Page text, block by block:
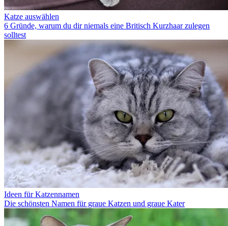
Katze auswählen
6 Gründe, warum du dir niemals eine Britisch Kurzhaar zulegen
solltest
Ideen für Katzennamen
Die schönsten Namen für graue Katzen und graue Kater